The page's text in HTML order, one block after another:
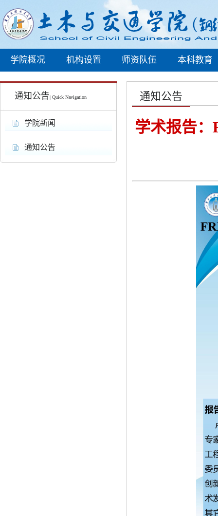
学院概况 机构设置 师资队伍 本科教育
通知公告| Quick Navigation
学院新闻
通知公告
通知公告
学术报告